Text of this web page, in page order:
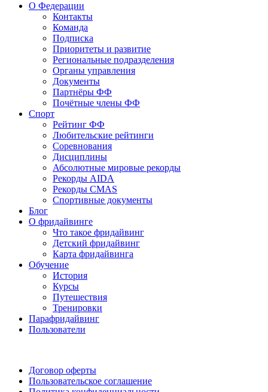
О Федерации
Контакты
Команда
Подписка
Приоритеты и развитие
Региональные подразделения
Органы управления
Документы
Партнёры ФФ
Почётные члены ФФ
Спорт
Рейтинг ФФ
Любительские рейтинги
Соревнования
Дисциплины
Абсолютные мировые рекорды
Рекорды AIDA
Рекорды CMAS
Спортивные документы
Блог
О фридайвинге
Что такое фридайвинг
Детский фридайвинг
Карта фридайвинга
Обучение
История
Курсы
Путешествия
Тренировки
Парафридайвинг
Пользователи
Договор оферты
Пользовательское соглашение